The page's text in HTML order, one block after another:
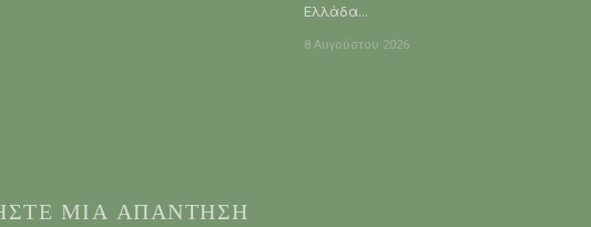
Ελλάδα...
8 Αυγούστου 2026
ΜΙΑ ΑΠΑΝΤΗΣΗ